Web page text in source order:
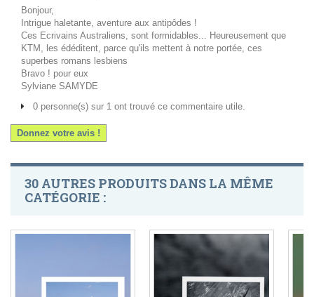
Bonjour,
Intrigue haletante, aventure aux antipôdes !
Ces Ecrivains Australiens, sont formidables... Heureusement que
KTM, les édéditent, parce qu'ils mettent à notre portée, ces
superbes romans lesbiens
Bravo ! pour eux
Sylviane SAMYDE
0 personne(s) sur 1 ont trouvé ce commentaire utile.
Donnez votre avis !
30 AUTRES PRODUITS DANS LA MÊME
CATÉGORIE :